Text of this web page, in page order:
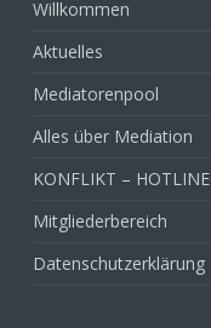
Willkommen
Aktuelles
Mediatorenpool
Alles über Mediation
KONFLIKT – HOTLINE
Mitgliederbereich
Datenschutzerklärung